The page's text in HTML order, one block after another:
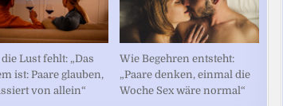
Lust fehlt: „Das
ist: Paare glauben,
von allein“
Wie Begehren entsteht:
„Paare denken, einmal die
Woche Sex wäre normal“